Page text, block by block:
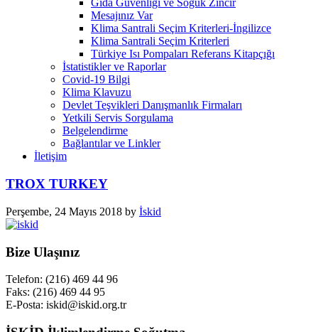
Gıda Güvenliği ve Soğuk Zincir
Mesajınız Var
Klima Santrali Seçim Kriterleri-İngilizce
Klima Santrali Seçim Kriterleri
Türkiye Isı Pompaları Referans Kitapçığı
İstatistikler ve Raporlar
Covid-19 Bilgi
Klima Klavuzu
Devlet Teşvikleri Danışmanlık Firmaları
Yetkili Servis Sorgulama
Belgelendirme
Bağlantılar ve Linkler
İletişim
TROX TURKEY
Perşembe, 24 Mayıs 2018 by İskid
Bize Ulaşınız
Telefon: (216) 469 44 96
Faks: (216) 469 44 95
E-Posta: iskid@iskid.org.tr